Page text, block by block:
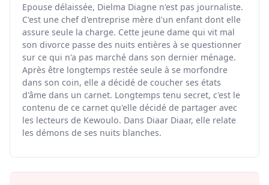
Epouse délaissée, Dielma Diagne n'est pas journaliste.
C'est une chef d'entreprise mère d'un enfant dont elle
assure seule la charge. Cette jeune dame qui vit mal
son divorce passe des nuits entières à se questionner
sur ce qui n'a pas marché dans son dernier ménage.
Après être longtemps restée seule à se morfondre
dans son coin, elle a décidé de coucher ses états
d'âme dans un carnet. Longtemps tenu secret, c'est le
contenu de ce carnet qu'elle décidé de partager avec
les lecteurs de Kewoulo. Dans Diaar Diaar, elle relate
les démons de ses nuits blanches.